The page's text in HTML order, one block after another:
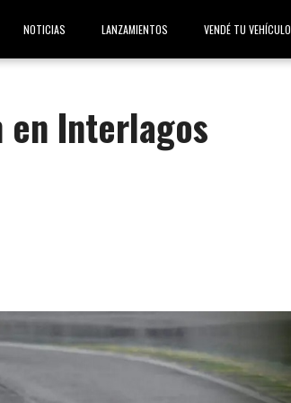
NOTICIAS LANZAMIENTOS VENDÉ TU VEHÍCULO
Interlagos